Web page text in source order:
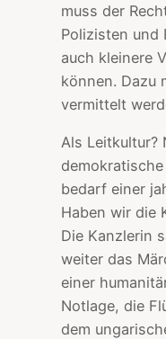
muss der
Polizisten und
auch kleinere
können. Dazu
vermittelt
Als Leitkultur?
bedarf einer
Haben wir die
Die Kanzlerin
weiter das
einer
Notlage, die
dem